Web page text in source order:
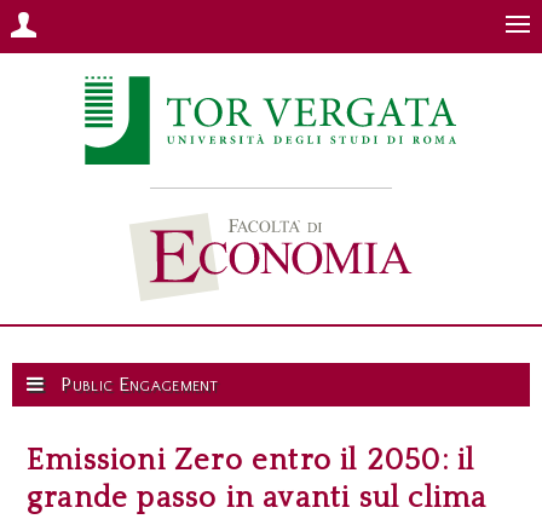
Emissioni Zero entro il 2050: il
grande passo in avanti sul clima
Public Engagement